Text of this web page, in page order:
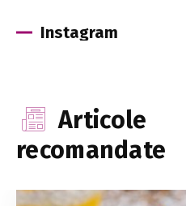
Instagram
Articole
recomandate